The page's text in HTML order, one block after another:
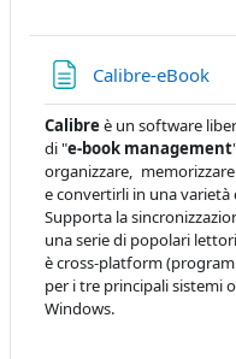
Calibre-eBook
Calibreè un software
di "e-book management
organizzare,
e convertirli in una
Supporta la
una serie di popolari
è cross-platform
per i tre principali sistemi
Windows.